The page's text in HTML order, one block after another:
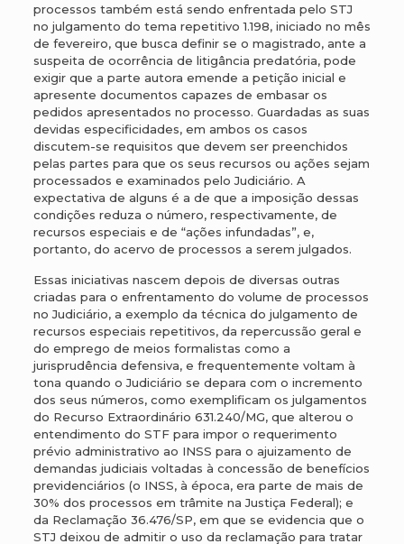
processos também está sendo enfrentada pelo STJ
no julgamento do tema repetitivo 1.198, iniciado no mês
de fevereiro, que busca definir se o magistrado, ante a
suspeita de ocorrência de litigância predatória, pode
exigir que a parte autora emende a petição inicial e
apresente documentos capazes de embasar os
pedidos apresentados no processo. Guardadas as suas
devidas especificidades, em ambos os casos
discutem-se requisitos que devem ser preenchidos
pelas partes para que os seus recursos ou ações sejam
processados e examinados pelo Judiciário. A
expectativa de alguns é a de que a imposição dessas
condições reduza o número, respectivamente, de
recursos especiais e de “ações infundadas”, e,
portanto, do acervo de processos a serem julgados.
Essas iniciativas nascem depois de diversas outras
criadas para o enfrentamento do volume de processos
no Judiciário, a exemplo da técnica do julgamento de
recursos especiais repetitivos, da repercussão geral e
do emprego de meios formalistas como a
jurisprudência defensiva, e frequentemente voltam à
tona quando o Judiciário se depara com o incremento
dos seus números, como exemplificam os julgamentos
do Recurso Extraordinário 631.240/MG, que alterou o
entendimento do STF para impor o requerimento
prévio administrativo ao INSS para o ajuizamento de
demandas judiciais voltadas à concessão de benefícios
previdenciários (o INSS, à época, era parte de mais de
30% dos processos em trâmite na Justiça Federal); e
da Reclamação 36.476/SP, em que se evidencia que o
STJ deixou de admitir o uso da reclamação para tratar